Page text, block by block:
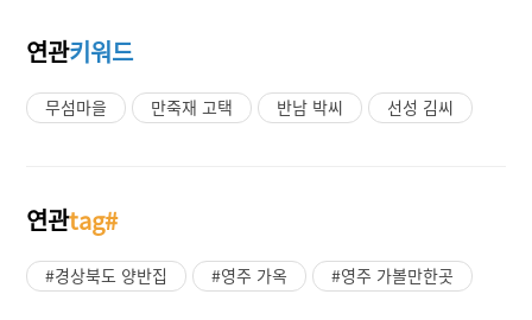
연관키워드
무섬마을 만죽재 고택 반남 박씨 선성 김씨
연관tag#
#경상북도 양반집 #영주 가옥 #영주 가볼만한곳